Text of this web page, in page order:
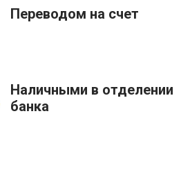
Переводом на счет
Наличными в отделении
банка